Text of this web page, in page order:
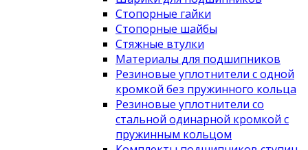
Стопорные гайки
Стопорные шайбы
Стяжные втулки
Материалы для подшипников
Резиновые уплотнители с одной
кромкой без пружинного кольца
Резиновые уплотнители со
стальной одинарной кромкой с
пружинным кольцом